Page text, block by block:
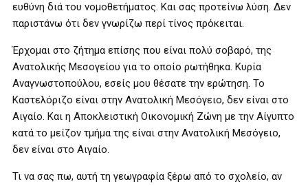
ευθύνη διά του νομοθετήματος. Και σας προτείνω λύση. Δεν
παριστάνω ότι δεν γνωρίζω περί τίνος πρόκειται.
Έρχομαι στο ζήτημα επίσης που είναι πολύ σοβαρό, της
Ανατολικής Μεσογείου για το οποίο ρωτήθηκα. Κυρία
Αναγνωστοπούλου, εσείς μου θέσατε την ερώτηση. Το
Καστελόριζο είναι στην Ανατολική Μεσόγειο, δεν είναι στο
Αιγαίο. Και η Αποκλειστική Οικονομική Ζώνη με την Αίγυπτο
κατά το μείζον τμήμα της είναι στην Ανατολική Μεσόγειο,
δεν είναι στο Αιγαίο.
Τι να σας πω, αυτή τη γεωγραφία ξέρω από το σχολείο, αν